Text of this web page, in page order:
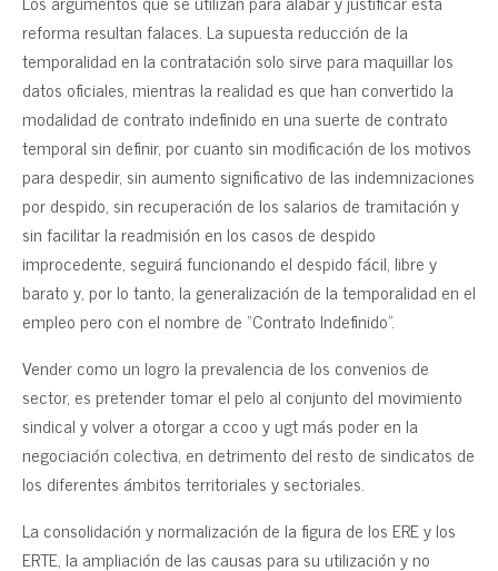
reforma resultan falaces. La supuesta reducción de la
temporalidad en la contratación solo sirve para maquillar los
datos oficiales, mientras la realidad es que han convertido la
modalidad de contrato indefinido en una suerte de contrato
temporal sin definir, por cuanto sin modificación de los motivos
para despedir, sin aumento significativo de las indemnizaciones
por despido, sin recuperación de los salarios de tramitación y
sin facilitar la readmisión en los casos de despido
improcedente, seguirá funcionando el despido fácil, libre y
barato y, por lo tanto, la generalización de la temporalidad en el
empleo pero con el nombre de “Contrato Indefinido”.
Vender como un logro la prevalencia de los convenios de
sector, es pretender tomar el pelo al conjunto del movimiento
sindical y volver a otorgar a ccoo y ugt más poder en la
negociación colectiva, en detrimento del resto de sindicatos de
los diferentes ámbitos territoriales y sectoriales.
La consolidación y normalización de la figura de los ERE y los
ERTE, la ampliación de las causas para su utilización y no